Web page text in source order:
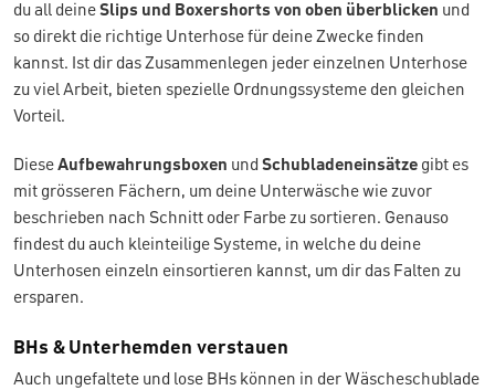
du all deineSlips und Boxershorts von oben überblicken und
so direkt die richtige Unterhose für deine Zwecke finden
kannst. Ist dir das Zusammenlegen jeder einzelnen Unterhose
zu viel Arbeit, bieten spezielle Ordnungssysteme den gleichen
Vorteil.
DieseAufbewahrungsboxen und Schubladeneinsätze gibt es
mit grösseren Fächern, um deine Unterwäsche wie zuvor
beschrieben nach Schnitt oder Farbe zu sortieren. Genauso
findest du auch kleinteilige Systeme, in welche du deine
Unterhosen einzeln einsortieren kannst, um dir das Falten zu
ersparen.
BHs & Unterhemden verstauen
Auch ungefaltete und lose BHs können in der Wäscheschublade